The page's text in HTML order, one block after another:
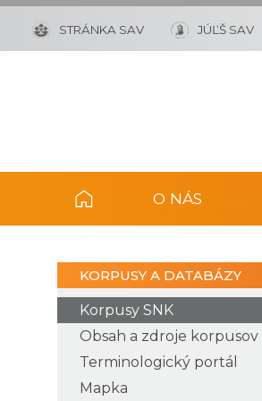
STRÁNKA SAV JÚĽŠ SAV
O NÁS
KORPUSY A DATABÁZY
Korpusy SNK
Obsah a zdroje korpusov
Terminologický portál
Mapka